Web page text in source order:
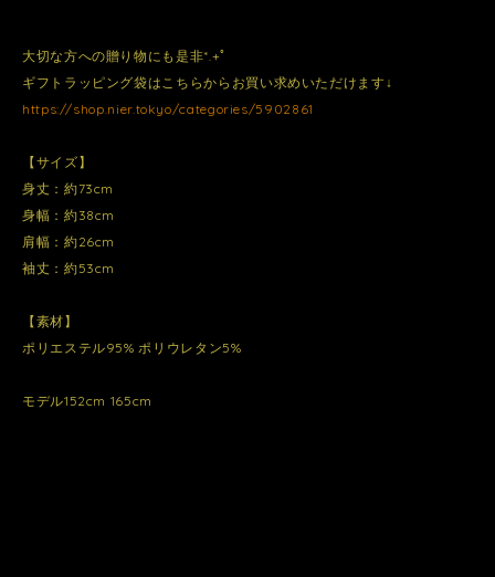
大切な方への贈り物にも是非*.+ﾟ
ギフトラッピング袋はこちらからお買い求めいただけます↓
https://shop.nier.tokyo/categories/5902861
【サイズ】
身丈：約73cm
身幅：約38cm
肩幅：約26cm
袖丈：約53cm
【素材】
ポリエステル95% ポリウレタン5%
モデル152cm 165cm